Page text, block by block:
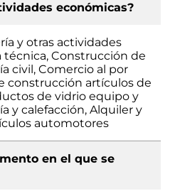
económicas?
y otras actividades
Construcción de
civil, Comercio al por
construcción artículos de
de vidrio equipo y
y calefacción, Alquiler y
automotores
en el que se